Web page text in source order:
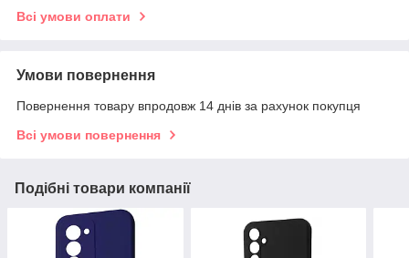
Всі умови оплати
Умови повернення
Повернення товару впродовж 14 днів за рахунок покупця
Всі умови повернення
Подібні товари компанії